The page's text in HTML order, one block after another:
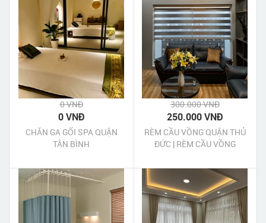
0 VNĐ
0 VNĐ
CHĂN GA GỐI SPA QUẬN
TÂN BÌNH
300.000 VNĐ
250.000 VNĐ
RÈM CẦU VỒNG QUẬN THỦ
ĐỨC | RÈM CẦU VỒNG
ĐỨC